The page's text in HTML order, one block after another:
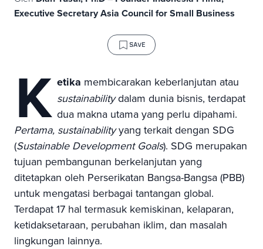
Executive Secretary Asia Council for Small Business
SAVE
K etika membicarakan keberlanjutan atau
sustainabilitydalam dunia bisnis, terdapat
dua makna utama yang perlu dipahami.
Pertama, sustainabilityyang terkait dengan SDG
(Sustainable Development Goals). SDG merupakan
tujuan pembangunan berkelanjutan yang
ditetapkan oleh Perserikatan Bangsa-Bangsa (PBB)
untuk mengatasi berbagai tantangan global.
Terdapat 17 hal termasuk kemiskinan, kelaparan,
ketidaksetaraan, perubahan iklim, dan masalah
lingkungan lainnya.